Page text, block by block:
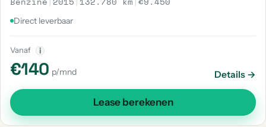
Direct leverbaar
Vanaf i
€140 p/mnd Details →
Lease berekenen